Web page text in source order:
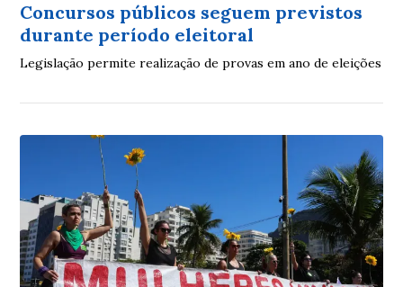
Concursos públicos seguem previstos
durante período eleitoral
Legislação permite realização de provas em ano de eleições